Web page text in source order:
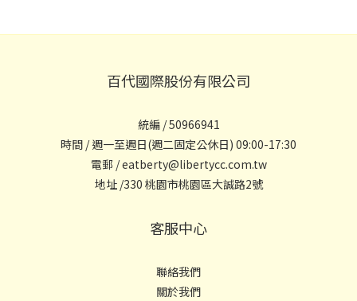
百代國際股份有限公司
統編 / 50966941
時間 / 週一至週日(週二固定公休日) 09:00-17:30
電郵 / eatberty@libertycc.com.tw
地址 /330 桃園市桃園區大誠路2號
客服中心
聯絡我們
關於我們